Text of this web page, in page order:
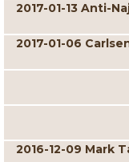
2017-01-13 Anti-
2017-01-06
2016-12-09 Mark